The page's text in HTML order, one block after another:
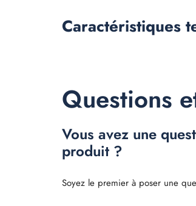
Caractéristiques
Questions
Vous avez une
produit ?
Soyez le premier à poser une